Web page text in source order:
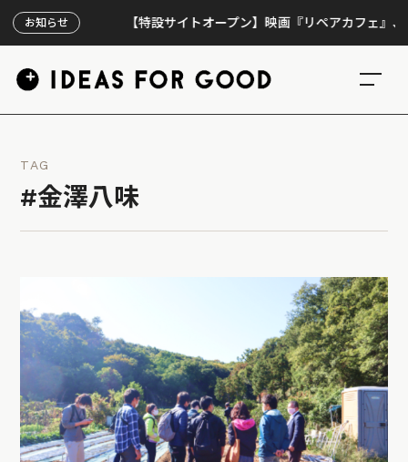
お知らせ 【特設サイトオープン】映画『リペアカフェ』、上映
TAG
#金澤八味